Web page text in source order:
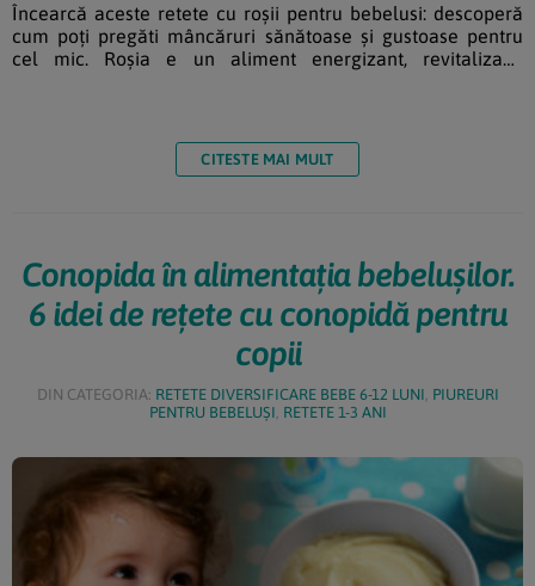
Încearcă aceste retete cu roșii pentru bebelusi: descoperă
cum poți pregăti mâncăruri sănătoase și gustoase pentru
cel mic. Roșia e un aliment energizant, revitalizant,
să faci mofturi, cum să-ți displacă? Roșia poate fi introdusă
în alimentația bebelușului după vârsta de 9-10 luni și […]
CITESTE MAI MULT
Conopida în alimentația bebelușilor.
6 idei de rețete cu conopidă pentru
copii
DIN CATEGORIA: RETETE DIVERSIFICARE BEBE 6-12 LUNI PIUREURI
PENTRU BEBELUȘI RETETE 1-3 ANI